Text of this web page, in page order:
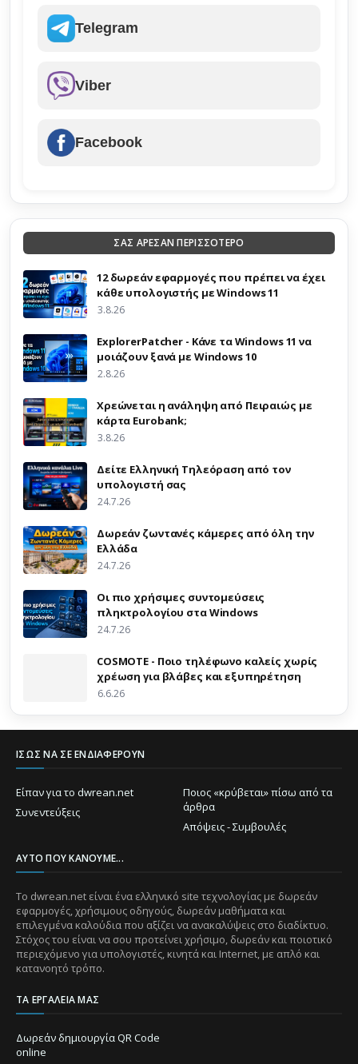
Telegram
Viber
Facebook
ΣΑΣ ΑΡΕΣΑΝ ΠΕΡΙΣΣΟΤΕΡΟ
12 δωρεάν εφαρμογές που πρέπει να έχει
κάθε υπολογιστής με Windows 11
3.8.26
ExplorerPatcher - Κάνε τα Windows 11 να
μοιάζουν ξανά με Windows 10
2.8.26
Χρεώνεται η ανάληψη από Πειραιώς με
κάρτα Eurobank;
3.8.26
Δείτε Ελληνική Τηλεόραση από τον
υπολογιστή σας
24.7.26
Δωρεάν ζωντανές κάμερες από όλη την
Ελλάδα
24.7.26
Οι πιο χρήσιμες συντομεύσεις
πληκτρολογίου στα Windows
24.7.26
COSMOTE - Ποιο τηλέφωνο καλείς χωρίς
χρέωση για βλάβες και εξυπηρέτηση
6.6.26
ΊΣΩΣ ΝΑ ΣΕ ΕΝΔΙΑΦΈΡΟΥΝ
Είπαν για το dwrean.net
Ποιος «κρύβεται» πίσω από τα
άρθρα
Συνεντεύξεις
Απόψεις - Συμβουλές
ΑΥΤΌ ΠΟΥ ΚΆΝΟΥΜΕ...
Το dwrean.net είναι ένα ελληνικό site τεχνολογίας με δωρεάν
εφαρμογές, χρήσιμους οδηγούς, δωρεάν μαθήματα και
επιλεγμένα καλούδια που αξίζει να ανακαλύψεις στο διαδίκτυο.
Στόχος του είναι να σου προτείνει χρήσιμο, δωρεάν και ποιοτικό
περιεχόμενο για υπολογιστές, κινητά και Internet, με απλό και
κατανοητό τρόπο.
ΤΑ ΕΡΓΑΛΕΊΑ ΜΑΣ
Δωρεάν δημιουργία QR Code
online